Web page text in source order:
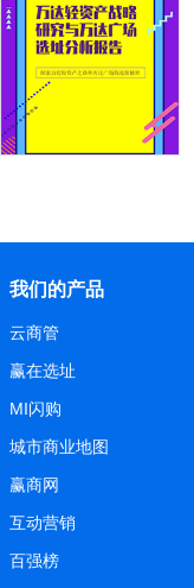
我们的产品
云商管
赢在选址
MI闪购
城市商业地图
赢商网
互动营销
百强榜